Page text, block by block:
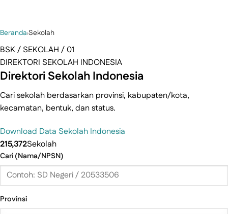
Beranda›Sekolah
BSK / SEKOLAH / 01
DIREKTORI SEKOLAH INDONESIA
Direktori Sekolah Indonesia
Cari sekolah berdasarkan provinsi, kabupaten/kota,
kecamatan, bentuk, dan status.
Download Data Sekolah Indonesia
215,372Sekolah
Cari (Nama/NPSN)
Provinsi